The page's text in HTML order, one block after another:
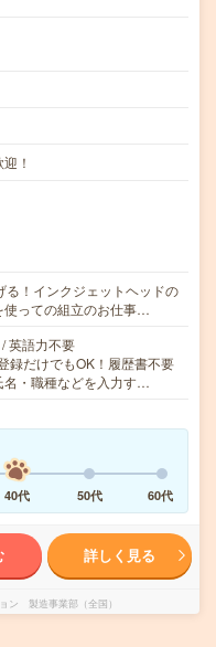
！
！インクジェットヘッドの
使っての組立のお仕事…
英語力不要
録だけでもOK！履歴書不要
・職種などを入力す…
40代 50代 60代
詳しく見る
ン 製造事業部（全国）